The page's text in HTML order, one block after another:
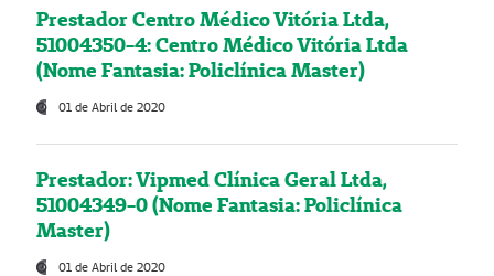
Prestador Centro Médico Vitória Ltda,
51004350-4: Centro Médico Vitória Ltda
(Nome Fantasia: Policlínica Master)
01 de Abril de 2020
Prestador: Vipmed Clínica Geral Ltda,
51004349-0 (Nome Fantasia: Policlínica
Master)
01 de Abril de 2020